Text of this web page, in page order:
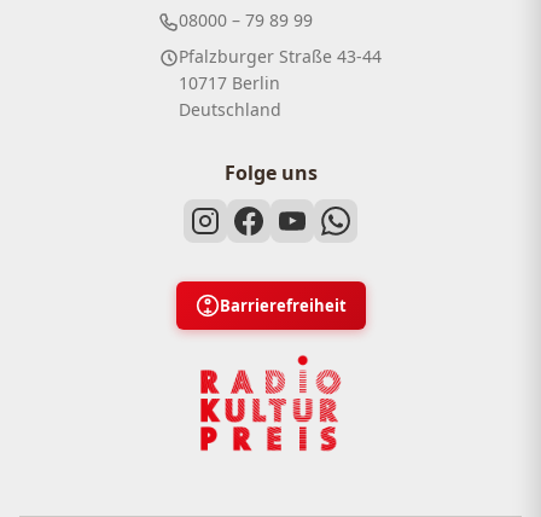
08000 – 79 89 99
Pfalzburger Straße 43-44
10717 Berlin
Deutschland
Folge uns
Barrierefreiheit